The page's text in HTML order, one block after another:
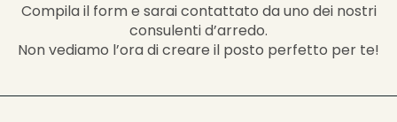
Compila il form e sarai contattato da uno dei nostri
consulenti d’arredo.
Non vediamo l’ora di creare il posto perfetto per te!